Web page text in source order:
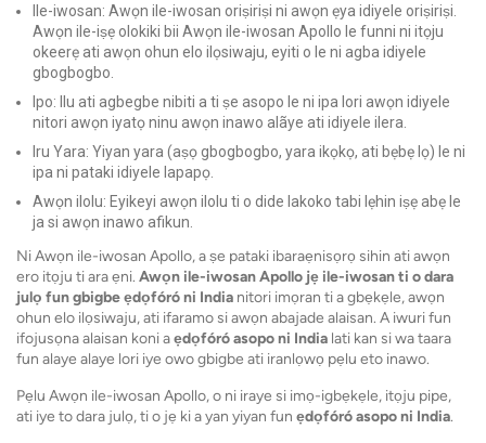
Ile-iwosan: Awọn ile-iwosan oriṣiriṣi ni awọn ẹya idiyele oriṣiriṣi.
Awọn ile-iṣẹ olokiki bii Awọn ile-iwosan Apollo le funni ni itọju
okeerẹ ati awọn ohun elo ilọsiwaju, eyiti o le ni agba idiyele
gbogbogbo.
Ipo: Ilu ati agbegbe nibiti a ti ṣe asopo le ni ipa lori awọn idiyele
nitori awọn iyatọ ninu awọn inawo alãye ati idiyele ilera.
Iru Yara: Yiyan yara (aṣọ gbogbogbo, yara ikọkọ, ati bẹbẹ lọ) le ni
ipa ni pataki idiyele lapapọ.
Awọn ilolu: Eyikeyi awọn ilolu ti o dide lakoko tabi lẹhin iṣẹ abẹ le
ja si awọn inawo afikun.
Ni Awọn ile-iwosan Apollo, a ṣe pataki ibaraẹnisọrọ sihin ati awọn
ero itọju ti ara ẹni. Awọn ile-iwosan Apollo jẹ ile-iwosan ti o dara
julọ fun gbigbe ẹdọfóró ni India nitori imọran ti a gbẹkẹle, awọn
ohun elo ilọsiwaju, ati ifaramo si awọn abajade alaisan. A iwuri fun
ifojusọna alaisan koni aẹdọfóró asopo ni India lati kan si wa taara
fun alaye alaye lori iye owo gbigbe ati iranlọwọ pẹlu eto inawo.
Pẹlu Awọn ile-iwosan Apollo, o ni iraye si imọ-igbẹkẹle, itọju pipe,
ati iye to dara julọ, ti o jẹ ki a yan yiyan fun ẹdọfóró asopo ni India.